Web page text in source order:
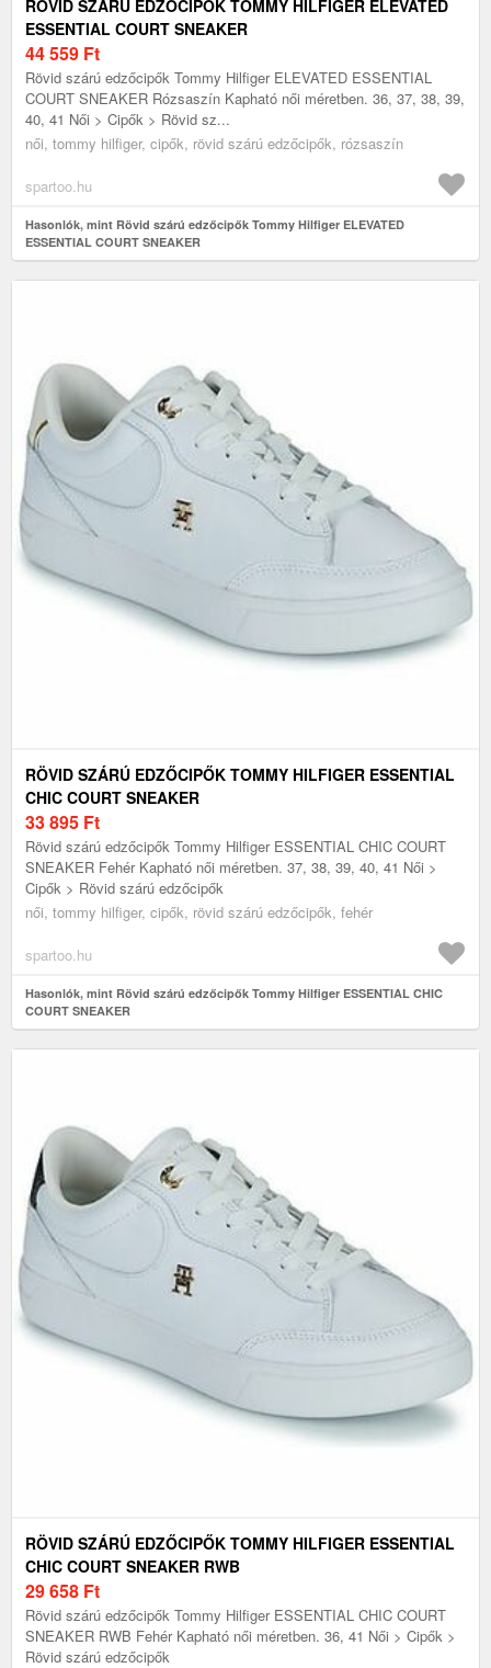
RÖVID SZÁRÚ EDZŐCIPŐK TOMMY HILFIGER ELEVATED
ESSENTIAL COURT SNEAKER
44 559 Ft
Rövid szárú edzőcipők Tommy Hilfiger ELEVATED ESSENTIAL
COURT SNEAKER Rózsaszín Kapható női méretben. 36, 37, 38, 39,
40, 41 Női > Cipők > Rövid sz...
női, tommy hilfiger, cipők, rövid szárú edzőcipők, rózsaszín
spartoo.hu
Hasonlók, mint Rövid szárú edzőcipők Tommy Hilfiger ELEVATED
ESSENTIAL COURT SNEAKER
RÖVID SZÁRÚ EDZŐCIPŐK TOMMY HILFIGER ESSENTIAL
CHIC COURT SNEAKER
33 895 Ft
Rövid szárú edzőcipők Tommy Hilfiger ESSENTIAL CHIC COURT
SNEAKER Fehér Kapható női méretben. 37, 38, 39, 40, 41 Női >
Cipők > Rövid szárú edzőcipők
női, tommy hilfiger, cipők, rövid szárú edzőcipők, fehér
spartoo.hu
Hasonlók, mint Rövid szárú edzőcipők Tommy Hilfiger ESSENTIAL CHIC
COURT SNEAKER
RÖVID SZÁRÚ EDZŐCIPŐK TOMMY HILFIGER ESSENTIAL
CHIC COURT SNEAKER RWB
29 658 Ft
Rövid szárú edzőcipők Tommy Hilfiger ESSENTIAL CHIC COURT
SNEAKER RWB Fehér Kapható női méretben. 36, 41 Női > Cipők >
Rövid szárú edzőcipők